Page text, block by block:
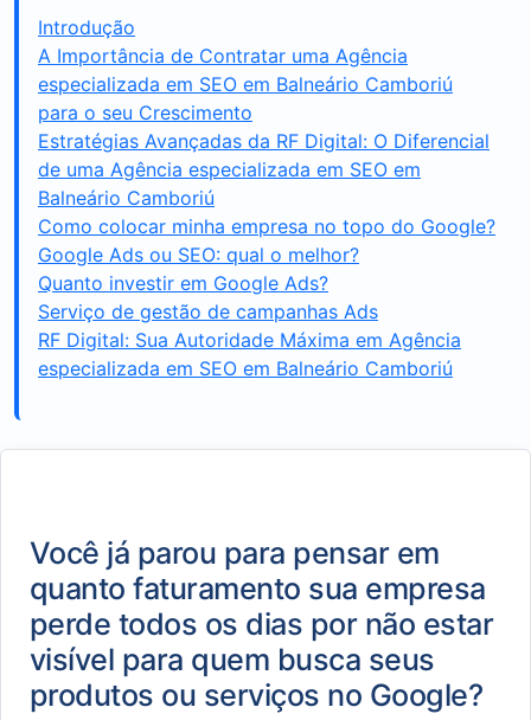
Introdução
A Importância de Contratar uma Agência
especializada em SEO em Balneário Camboriú
para o seu Crescimento
Estratégias Avançadas da RF Digital: O Diferencial
de uma Agência especializada em SEO em
Balneário Camboriú
Como colocar minha empresa no topo do Google?
Google Ads ou SEO: qual o melhor?
Quanto investir em Google Ads?
Serviço de gestão de campanhas Ads
RF Digital: Sua Autoridade Máxima em Agência
especializada em SEO em Balneário Camboriú
Você já parou para pensar em
quanto faturamento sua empresa
perde todos os dias por não estar
visível para quem busca seus
produtos ou serviços no Google?